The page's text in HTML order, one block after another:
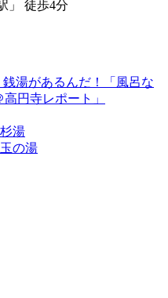
」 徒歩4分
湯があるんだ！「風呂な
円寺レポート」
湯
の湯